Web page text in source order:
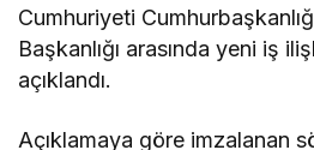
Cumhuriyeti
Başkanlığı arasında yeni iş
açıklandı.
Açıklamaya göre imzalanan